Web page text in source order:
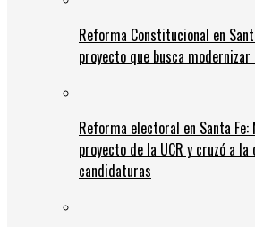
Reforma Constitucional en
proyecto que busca
Reforma electoral en Santa
proyecto de la UCR y cruzó a
candidaturas